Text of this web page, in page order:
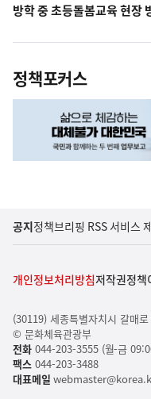
방학 중 초등돌봄교육 현장
정책포커스
공지정책브리핑 RSS 서비스
개인정보처리방침저작권정책
(30119) 세종특별자치시 갈매
© 문화체육관광부
전화044-203-3555 (월-금
팩스044-203-3488
대표메일